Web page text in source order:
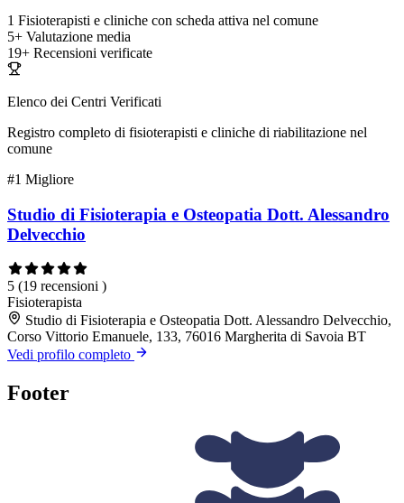
1 Fisioterapisti e cliniche con scheda attiva nel comune
5+ Valutazione media
19+ Recensioni verificate
Elenco dei Centri Verificati
Registro completo di fisioterapisti e cliniche di riabilitazione nel
comune
#1 Migliore
Studio di Fisioterapia e Osteopatia Dott. Alessandro
Delvecchio
5 (19 recensioni )
Fisioterapista
Studio di Fisioterapia e Osteopatia Dott. Alessandro Delvecchio,
Corso Vittorio Emanuele, 133, 76016 Margherita di Savoia BT
Vedi profilo completo
Footer